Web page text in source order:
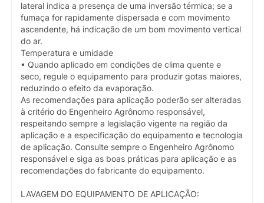
lateral indica a presença de uma inversão térmica; se a
fumaça for rapidamente dispersada e com movimento
ascendente, há indicação de um bom movimento vertical
do ar.
Temperatura e umidade
• Quando aplicado em condições de clima quente e
seco, regule o equipamento para produzir gotas maiores,
reduzindo o efeito da evaporação.
As recomendações para aplicação poderão ser alteradas
à critério do Engenheiro Agrônomo responsável,
respeitando sempre a legislação vigente na região da
aplicação e a especificação do equipamento e tecnologia
de aplicação. Consulte sempre o Engenheiro Agrônomo
responsável e siga as boas práticas para aplicação e as
recomendações do fabricante do equipamento.
LAVAGEM DO EQUIPAMENTO DE APLICAÇÃO: